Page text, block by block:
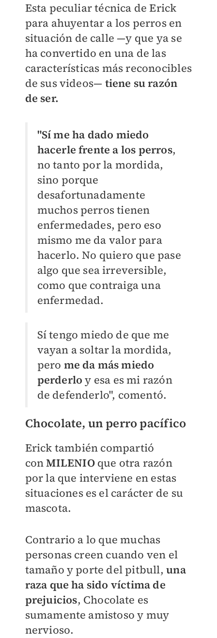
Esta peculiar técnica de Erick
para ahuyentar a los perros en
situación de calle —y que ya se
ha convertido en una de las
características más reconocibles
de sus videos— tiene su razón
de ser.
"Sí me ha dado miedo
hacerle frente a los perros,
no tanto por la mordida,
sino porque
desafortunadamente
muchos perros tienen
enfermedades, pero eso
mismo me da valor para
hacerlo. No quiero que pase
algo que sea irreversible,
como que contraiga una
enfermedad.
Sí tengo miedo de que me
vayan a soltar la mordida,
pero me da más miedo
perderlo y esa es mi razón
de defenderlo", comentó.
Chocolate, un perro pacífico
Erick también compartió
conMILENIO que otra razón
por la que interviene en estas
situaciones es el carácter de su
mascota.
Contrario a lo que muchas
personas creen cuando ven el
tamaño y porte del pitbull,una
raza que ha sido víctima de
prejuicios, Chocolate es
sumamente amistoso y muy
nervioso.